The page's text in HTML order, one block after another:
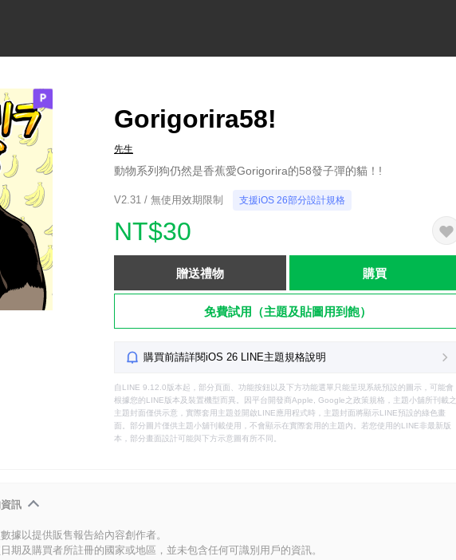
Gorigorira58!
先生
動物系列狗仍然是香蕉愛Gorigorira的58發子彈的貓！!
V2.31 / 無使用效期限制 支援iOS 26部分設計規格
NT$30
贈送禮物 購買
免費試用（主題及貼圖用到飽）
購買前請詳閱iOS 26 LINE主題規格說明
自LINE 9.12.0版本起，部分頁面、功能按鈕以及下方功能選單只能呈現系統預設的圖示，可能會
根據您的LINE版本及裝置機型而異。因平台開發商Apple, Google之政策規格，主題小舖所刊載之
主題封面僅供示意，實際套用主題並開啟LINE應用程式時，主題封面將顯示LINE預設的綠色畫
面。部分圖片僅供主題小舖刊載使用，不會顯示在實際套用的主題內。若您使用的LINE非最新版
本，部分畫面設計可能與下方示意圖有所不同。
訊
據以提供販售報告給內容創作者。
期及購買者所註冊的國家或地區，並未包含任何可識別用戶的資訊。